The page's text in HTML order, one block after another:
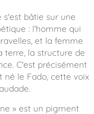
bâtie sur une
: l'homme qui
et la femme
terre, la structure de
C'est précisément
né le Fado, cette voix
.
» est un pigment